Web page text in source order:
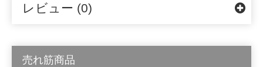
レビュー (0)
売れ筋商品